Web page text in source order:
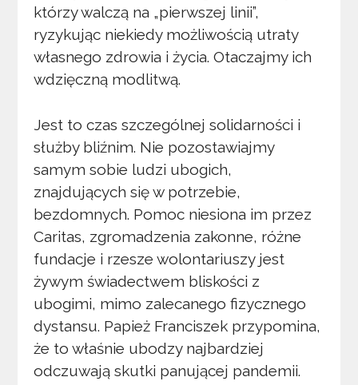
którzy walczą na „pierwszej linii”,
ryzykując niekiedy możliwością utraty
własnego zdrowia i życia. Otaczajmy ich
wdzięczną modlitwą.
Jest to czas szczególnej solidarności i
służby bliźnim. Nie pozostawiajmy
samym sobie ludzi ubogich,
znajdujących się w potrzebie,
bezdomnych. Pomoc niesiona im przez
Caritas, zgromadzenia zakonne, różne
fundacje i rzesze wolontariuszy jest
żywym świadectwem bliskości z
ubogimi, mimo zalecanego fizycznego
dystansu. Papież Franciszek przypomina,
że to właśnie ubodzy najbardziej
odczuwają skutki panującej pandemii.